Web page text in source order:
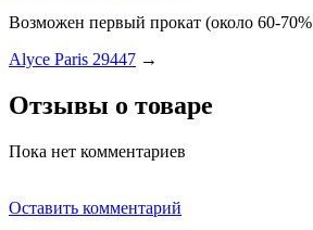
Возможен первый прокат (около 60-
Alyce Paris 29447 →
Отзывы о товаре
Пока нет комментариев
Оставить комментарий